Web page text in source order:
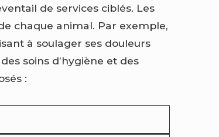
de services ciblés. Les
chaque animal. Par exemple,
à soulager ses douleurs
soins d’hygiène et des
: